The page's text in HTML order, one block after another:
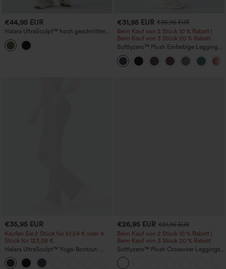
€44,95 EUR
Halara UltraSculpt™ hoch geschnittene,
bauchformende Trainingsleggings mit
Po‑Raffung und Taschen
€31,95 EUR €35,95 EUR
Beim Kauf von 2 Stück 10 % Rabatt |
Beim Kauf von 3 Stück 20 % Rabatt
Softlyzero™ Plush Einfarbige Leggings
mit hoher Taille und doppelten Taschen-
UPF50+
€35,95 EUR
Kaufen Sie 2 Stück für 61,54 € oder 4
Stück für 123,08 €.
Halara UltraSculpt™ Yoga-Bootcut-
Leggings mit hoher Taille,
bauchformender Unterstützung und
€26,95 EUR €31,95 EUR
Beim Kauf von 2 Stück 10 % Rabatt |
Beim Kauf von 3 Stück 20 % Rabatt
Softlyzero™ Plush Crossover Leggings
mit Taschen-UPF50+